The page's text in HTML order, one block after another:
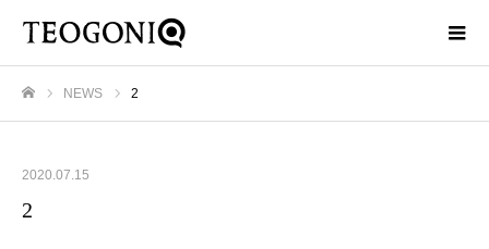
NEWS 2
2020.07.15
2